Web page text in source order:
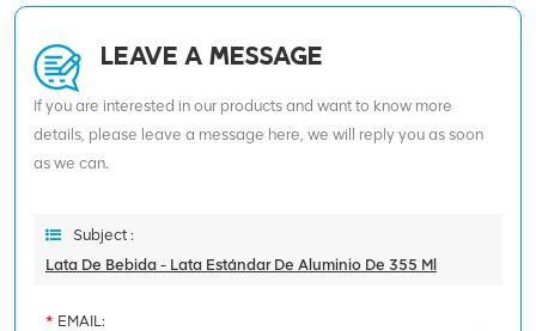
LEAVE A MESSAGE
If you are interested in our products and want to know more
details, please leave a message here, we will reply you as soon
as we can.
Subject :
Lata De Bebida - Lata Estándar De Aluminio De 355 Ml
* EMAIL: